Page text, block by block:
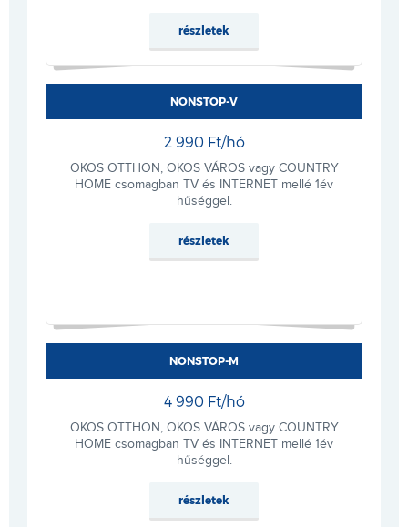
részletek
NONSTOP-V
2 990 Ft/hó
OKOS OTTHON, OKOS VÁROS vagy COUNTRY
HOME csomagban TV és INTERNET mellé 1év
hűséggel.
részletek
NONSTOP-M
4 990 Ft/hó
OKOS OTTHON, OKOS VÁROS vagy COUNTRY
HOME csomagban TV és INTERNET mellé 1év
hűséggel.
részletek